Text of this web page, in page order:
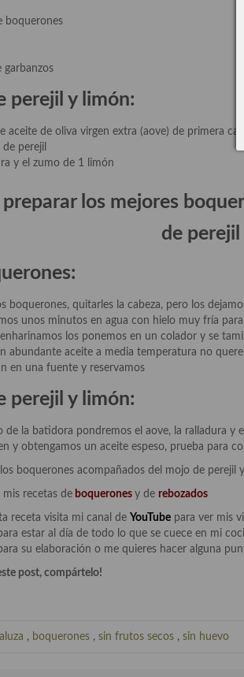
boquerones
garbanzos
perejil y limón:
aceite de oliva virgen extra (aove) de primera
perejil
y el zumo de 1 limón
preparar los mejores
de perejil
boquerones, quitarles la cabeza, pero los
unos minutos en agua con hielo muy fría
los ponemos en un colador y se
abundante aceite a media temperatura no
en una fuente y reservamos
perejil y limón:
de la batidora pondremos el aove, la ralladura y
y obtengamos un aceite espeso, prueba para
boquerones acompañados del mojo de perejil
recetas de boquerones y de rebozados
receta visita mi canal de YouTube para ver mis
estar al día de todo lo que se cuece en mi
su elaboración o me quieres hacer alguna
post, compártelo!
, boquerones , sin frutos secos , sin huevo